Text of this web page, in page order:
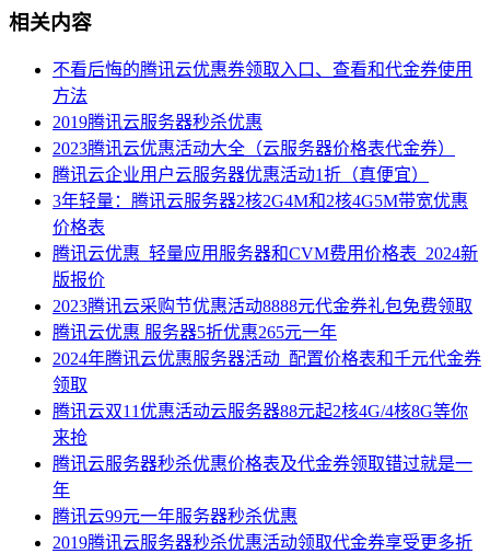
相关内容
不看后悔的腾讯云优惠券领取入口、查看和代金券使用
方法
2019腾讯云服务器秒杀优惠
2023腾讯云优惠活动大全（云服务器价格表代金券）
腾讯云企业用户云服务器优惠活动1折（真便宜）
3年轻量：腾讯云服务器2核2G4M和2核4G5M带宽优惠
价格表
腾讯云优惠_轻量应用服务器和CVM费用价格表_2024新
版报价
2023腾讯云采购节优惠活动8888元代金券礼包免费领取
腾讯云优惠 服务器5折优惠265元一年
2024年腾讯云优惠服务器活动_配置价格表和千元代金券
领取
腾讯云双11优惠活动云服务器88元起2核4G/4核8G等你
来抢
腾讯云服务器秒杀优惠价格表及代金券领取错过就是一
年
腾讯云99元一年服务器秒杀优惠
2019腾讯云服务器秒杀优惠活动领取代金券享受更多折